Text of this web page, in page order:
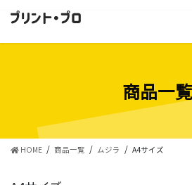
動
商品一覧
HOME 商品一覧 ムジラ A4サイズ